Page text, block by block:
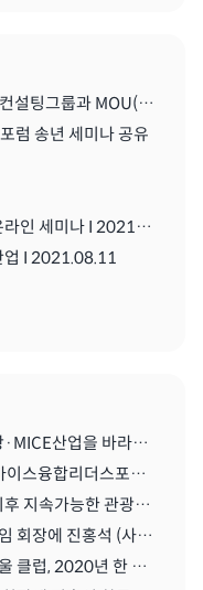
한국MICE융합리더스포럼, (주)이언컨설팅그룹과 MOU(업무협약) 체결식
럼 송년 세미나 공유
2021 한국마이스융합리더스포럼 온라인 세미나 I 2021.08..11
I 2021.08.11
[스마트관광신문] 진홍석 회장, “관광·MICE산업을 바라보는 가치의 전환을 위해 노력이 필요한 시기” | 2021.04.29
[디스커버리뉴스] '진홍석 (사)한국마이스융합리더스포럼 회장',"코로나를 또다른 기회로" | 2020.07.06
[메트로 트래블] <기고> 코로나19 이후 지속가능한 관광마이스산업과 'MICE 5.0' | 2020.06.28
[티티엘뉴스] 국제 스콜 서울클럽 신임 회장에 진홍석 (사)한국마이스융합리더스포럼 회장 | 2019.12.13
[비티앤마이스뉴스] 스콜(SKÅL) 서울 클럽, 2020년 한 해 동안 이끌 새 임원진 구성하다 | 2019.12.13